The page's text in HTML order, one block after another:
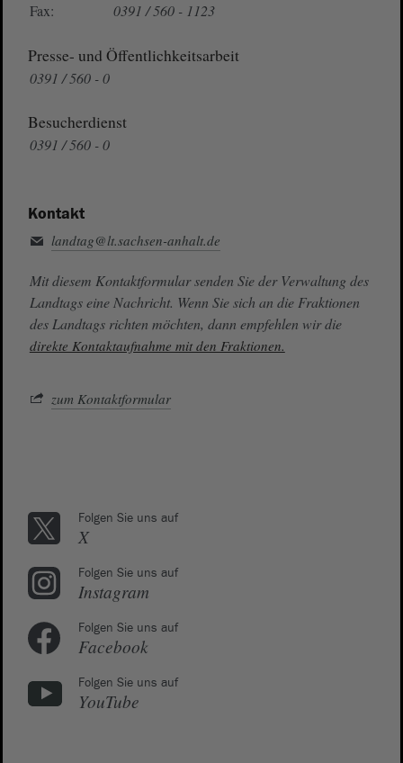
Fax:
0391 / 560 - 1123
Presse- und Öffentlichkeitsarbeit
0391 / 560 - 0
Besucherdienst
0391 / 560 - 0
Kontakt
landtag@lt.sachsen-anhalt.de
Mit diesem Kontaktformular senden Sie der Verwaltung des
Landtags eine Nachricht. Wenn Sie sich an die Fraktionen
des Landtags richten möchten, dann empfehlen wir die
direkte Kontaktaufnahme mit den Fraktionen.
zum Kontaktformular
Folgen Sie uns auf
X
Folgen Sie uns auf
Instagram
Folgen Sie uns auf
Facebook
Folgen Sie uns auf
YouTube